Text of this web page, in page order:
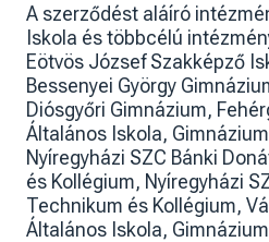
A szerződést aláíró
Iskola és többcélú
Eötvös József Szakképző
Bessenyei György
Diósgyőri Gimnázium,
Általános Iskola,
Nyíregyházi SZC Bánki
és Kollégium, Nyíregyházi
Technikum és Kollégium,
Általános Iskola,